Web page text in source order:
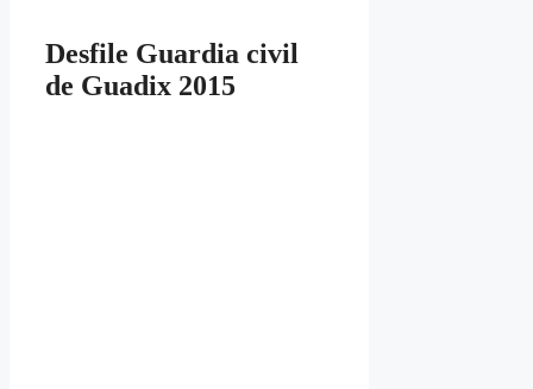
Desfile Guardia civil
de Guadix 2015